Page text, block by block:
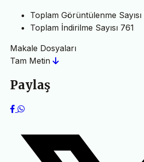
Toplam Görüntülenme Sayısı
Toplam İndirilme Sayısı 761
Makale Dosyaları
Tam Metin
Paylaş